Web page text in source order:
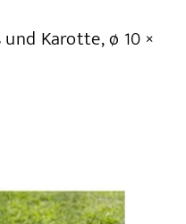
Karotte, ø 10 ×